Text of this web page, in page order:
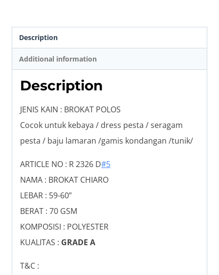
Description
Additional information
Description
JENIS KAIN : BROKAT POLOS
Cocok untuk kebaya / dress pesta / seragam
pesta / baju lamaran /gamis kondangan /tunik/
ARTICLE NO : R 2326 D#5
NAMA : BROKAT CHIARO
LEBAR : 59-60”
BERAT : 70 GSM
KOMPOSISI : POLYESTER
KUALITAS : GRADE A
T&C :